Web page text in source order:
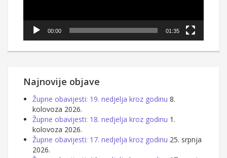
00:00 01:35
Najnovije objave
Župne obavijesti: 19. nedjelja kroz godinu 8.
kolovoza 2026.
Župne obavijesti: 18. nedjelja kroz godinu 1.
kolovoza 2026.
Župne obavijesti: 17. nedjelja kroz godinu 25. srpnja
2026.